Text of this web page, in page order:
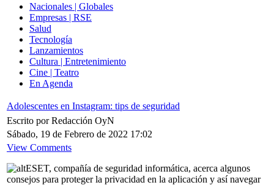
Nacionales | Globales
Empresas | RSE
Salud
Tecnología
Lanzamientos
Cultura | Entretenimiento
Cine | Teatro
En Agenda
Adolescentes en Instagram: tips de seguridad
Escrito por Redacción OyN
Sábado, 19 de Febrero de 2022 17:02
View Comments
ESET, compañía de seguridad informática, acerca algunos
consejos para proteger la privacidad en la aplicación y así navegar